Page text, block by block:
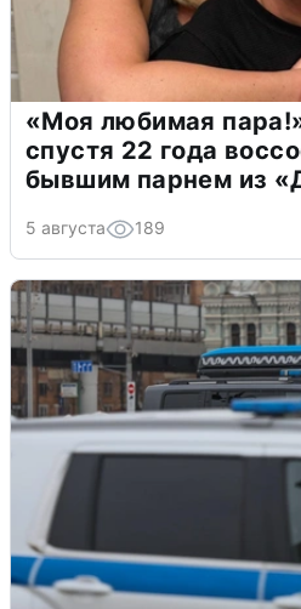
«Моя любимая
спустя 22 года
бывшим парнем из
5 августа 189